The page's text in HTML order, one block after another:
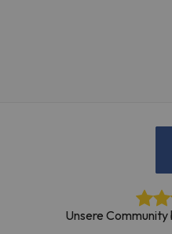
Es sieht
Unsere